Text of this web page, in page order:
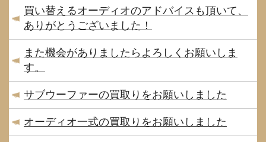
買い替えるオーディオのアドバイスも頂いて、
ありがとうございました！
また機会がありましたらよろしくお願いしま
す。
サブウーファーの買取りをお願いしました
オーディオ一式の買取りをお願いしました